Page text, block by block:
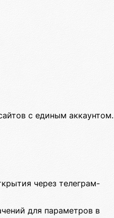
с единым аккаунтом.
через телеграм-
для параметров в